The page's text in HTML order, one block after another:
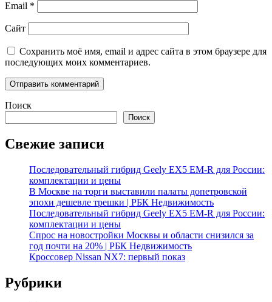
Email *
Сайт
Сохранить моё имя, email и адрес сайта в этом браузере для
последующих моих комментариев.
Поиск
Поиск
Свежие записи
Последовательный гибрид Geely EX5 EM-R для России:
комплектации и цены
В Москве на торги выставили палаты допетровской
эпохи дешевле трешки | РБК Недвижимость
Последовательный гибрид Geely EX5 EM-R для России:
комплектации и цены
Спрос на новостройки Москвы и области снизился за
год почти на 20% | РБК Недвижимость
Кроссовер Nissan NX7: первый показ
Рубрики